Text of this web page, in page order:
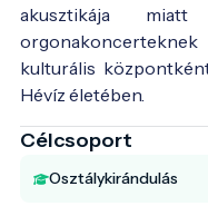
akusztikája
kulturális
Hévíz életében.
Célcsoport
Osztálykirándulás